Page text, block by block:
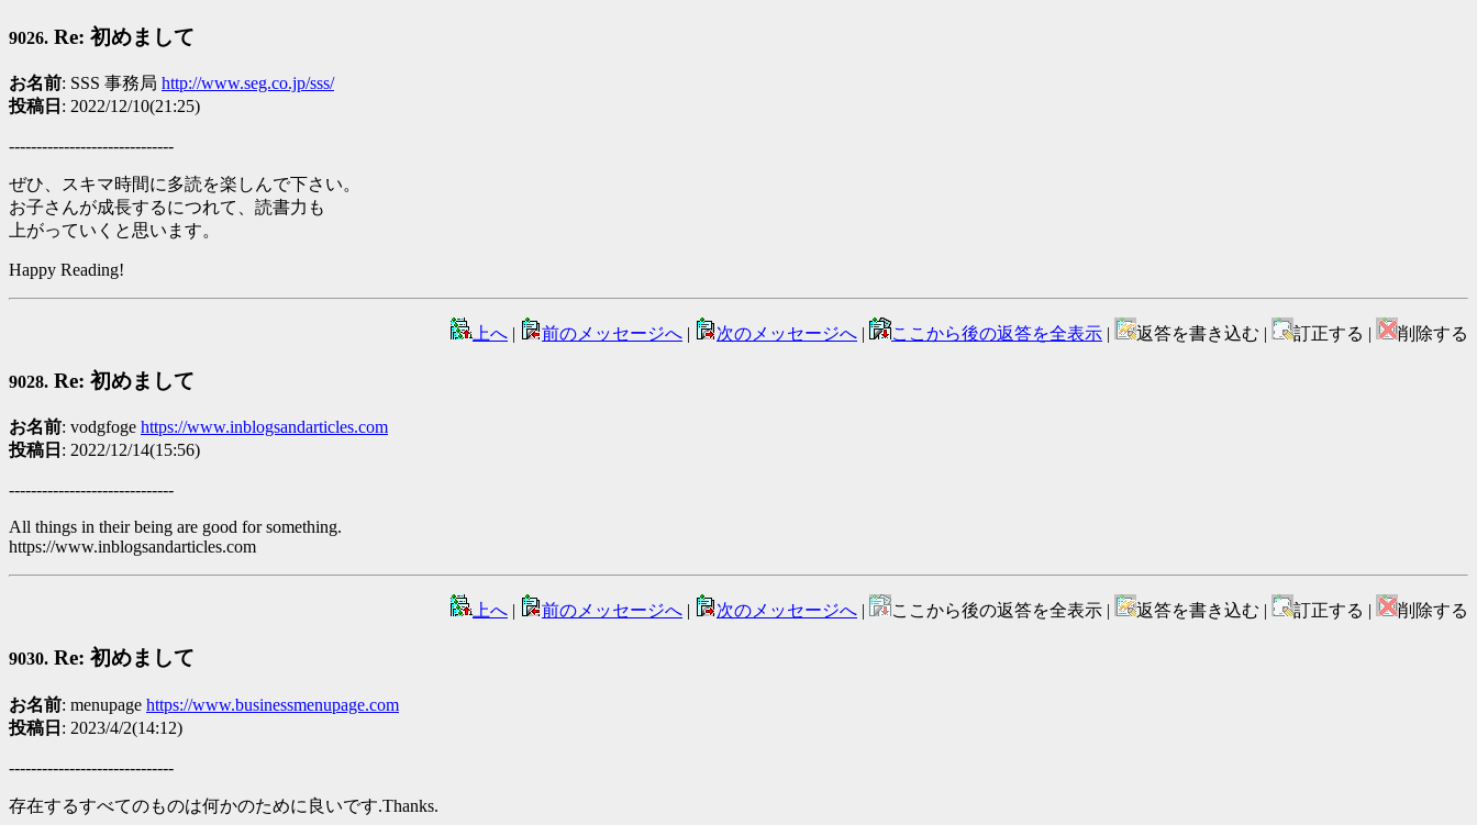
9026. Re: 初めまして
お名前: SSS 事務局 http://www.seg.co.jp/sss/
投稿日 : 2022/12/10(21:25)
------------------------------
ぜひ、スキマ時間に多読を楽しんで下さい。
お子さんが成長するにつれて、読書力も
上がっていくと思います。
Happy Reading!
上へ | 前のメッセージへ | 次のメッセージへ | ここから後の返答を全表示 | 返答を書き込む | 訂正する | 削除する
9028. Re: 初めまして
お名前: vodgfoge https://www.inblogsandarticles.com
投稿日 : 2022/12/14(15:56)
------------------------------
All things in their being are good for something.
https://www.inblogsandarticles.com
上へ | 前のメッセージへ | 次のメッセージへ | ここから後の返答を全表示 | 返答を書き込む | 訂正する | 削除する
9030. Re: 初めまして
お名前: menupage https://www.businessmenupage.com
投稿日 : 2023/4/2(14:12)
------------------------------
存在するすべてのものは何かのために良いです.Thanks.